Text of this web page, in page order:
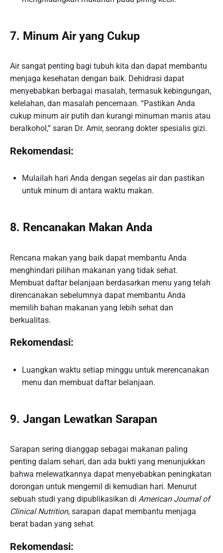
7. Minum Air yang Cukup
Air sangat penting bagi tubuh kita dan dapat membantu
menjaga kesehatan dengan baik. Dehidrasi dapat
menyebabkan berbagai masalah, termasuk kebingungan,
kelelahan, dan masalah pencernaan. “Pastikan Anda
cukup minum air putih dan kurangi minuman manis atau
beralkohol,” saran Dr. Amir, seorang dokter spesialis gizi.
Rekomendasi:
Mulailah hari Anda dengan segelas air dan pastikan
untuk minum di antara waktu makan.
8. Rencanakan Makan Anda
Rencana makan yang baik dapat membantu Anda
menghindari pilihan makanan yang tidak sehat.
Membuat daftar belanjaan berdasarkan menu yang telah
direncanakan sebelumnya dapat membantu Anda
memilih bahan makanan yang lebih sehat dan
berkualitas.
Rekomendasi:
Luangkan waktu setiap minggu untuk merencanakan
menu dan membuat daftar belanjaan.
9. Jangan Lewatkan Sarapan
Sarapan sering dianggap sebagai makanan paling
penting dalam sehari, dan ada bukti yang menunjukkan
bahwa melewatkannya dapat menyebabkan peningkatan
dorongan untuk mengemil di kemudian hari. Menurut
sebuah studi yang dipublikasikan di American Journal of
Clinical Nutrition, sarapan dapat membantu menjaga
berat badan yang sehat.
Rekomendasi: